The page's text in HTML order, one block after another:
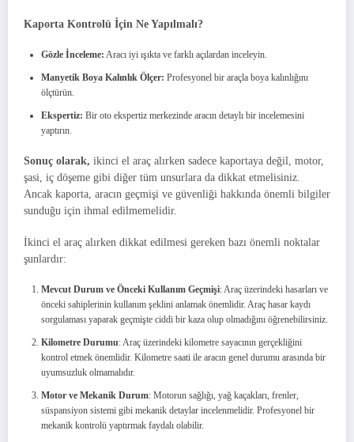
Kaporta Kontrolü İçin Ne Yapılmalı?
Gözle İnceleme: Aracı iyi ışıkta ve farklı açılardan inceleyin.
Manyetik Boya Kalınlık Ölçer: Profesyonel bir araçla boya kalınlığını
ölçtürün.
Ekspertiz: Bir oto ekspertiz merkezinde aracın detaylı bir incelemesini
yaptırın.
Sonuç olarak, ikinci el araç alırken sadece kaportaya değil, motor,
şasi, iç döşeme gibi diğer tüm unsurlara da dikkat etmelisiniz.
Ancak kaporta, aracın geçmişi ve güvenliği hakkında önemli bilgiler
sunduğu için ihmal edilmemelidir.
İkinci el araç alırken dikkat edilmesi gereken bazı önemli noktalar
şunlardır:
Mevcut Durum ve Önceki Kullanım Geçmişi: Araç üzerindeki hasarları ve
önceki sahiplerinin kullanım şeklini anlamak önemlidir. Araç hasar kaydı
sorgulaması yaparak geçmişte ciddi bir kaza olup olmadığını öğrenebilirsiniz.
Kilometre Durumu: Araç üzerindeki kilometre sayacının gerçekliğini
kontrol etmek önemlidir. Kilometre saati ile aracın genel durumu arasında bir
uyumsuzluk olmamalıdır.
Motor ve Mekanik Durum: Motorun sağlığı, yağ kaçakları, frenler,
süspansiyon sistemi gibi mekanik detaylar incelenmelidir. Profesyonel bir
mekanik kontrolü yaptırmak faydalı olabilir.